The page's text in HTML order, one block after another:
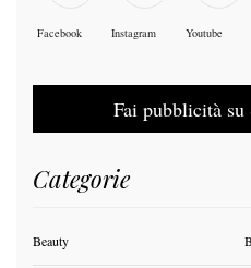
Facebook Instagram Youtube
Fai pubblicità su
Categorie
Beauty